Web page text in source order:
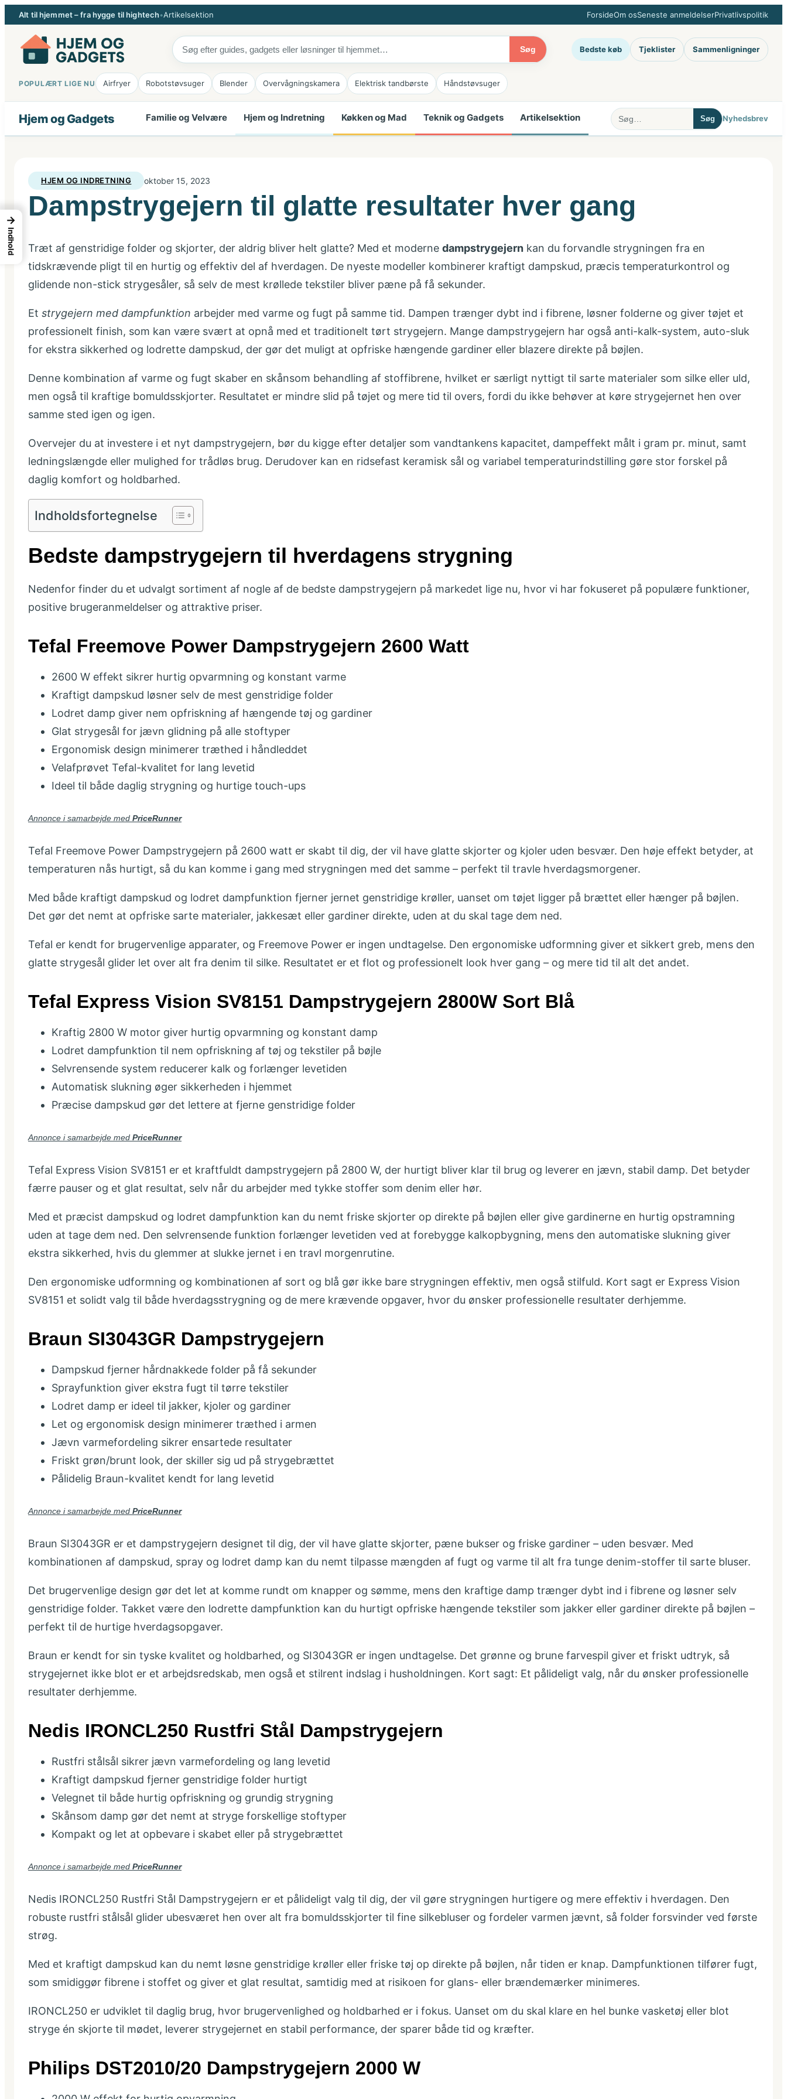
Spring
til
indhold
Alt til hjemmet – fra hygge til hightech•Artikelsektion ForsideOm osSeneste anmeldelserPrivatlivspolitik
Søg Bedste køb Tjeklister Sammenligninger
POPULÆRT LIGE NU Airfryer Robotstøvsuger Blender Overvågningskamera Elektrisk tandbørste Håndstøvsuger
Hjem og Gadgets Familie og Velvære Hjem og Indretning Køkken og Mad Teknik og Gadgets Artikelsektion Søg Nyhedsbrev
HJEM OG INDRETNING oktober 15, 2023
Dampstrygejern til glatte resultater hver gang
Træt af genstridige folder og skjorter, der aldrig bliver helt glatte? Med et moderne dampstrygejern kan du forvandle strygningen fra en
tidskrævende pligt til en hurtig og effektiv del af hverdagen. De nyeste modeller kombinerer kraftigt dampskud, præcis temperaturkontrol og
glidende non-stick strygesåler, så selv de mest krøllede tekstiler bliver pæne på få sekunder.
Et strygejern med dampfunktion arbejder med varme og fugt på samme tid. Dampen trænger dybt ind i fibrene, løsner folderne og giver tøjet et
professionelt finish, som kan være svært at opnå med et traditionelt tørt strygejern. Mange dampstrygejern har også anti-kalk-system, auto-sluk
for ekstra sikkerhed og lodrette dampskud, der gør det muligt at opfriske hængende gardiner eller blazere direkte på bøjlen.
Denne kombination af varme og fugt skaber en skånsom behandling af stof­fibrene, hvilket er særligt nyttigt til sarte materialer som silke eller uld,
men også til kraftige bomuldsskjorter. Resultatet er mindre slid på tøjet og mere tid til overs, fordi du ikke behøver at køre strygejernet hen over
samme sted igen og igen.
Overvejer du at investere i et nyt dampstrygejern, bør du kigge efter detaljer som vandtankens kapacitet, dampeffekt målt i gram pr. minut, samt
ledningslængde eller mulighed for trådløs brug. Derudover kan en ridsefast keramisk sål og variabel temperaturindstilling gøre stor forskel på
daglig komfort og holdbarhed.
Indholdsfortegnelse
Bedste dampstrygejern til hverdagens strygning
Nedenfor finder du et udvalgt sortiment af nogle af de bedste dampstrygejern på markedet lige nu, hvor vi har fokuseret på populære funktioner,
positive brugeranmeldelser og attraktive priser.
Tefal Freemove Power Dampstrygejern 2600 Watt
2600 W effekt sikrer hurtig opvarmning og konstant varme
Kraftigt dampskud løsner selv de mest genstridige folder
Lodret damp giver nem opfriskning af hængende tøj og gardiner
Glat strygesål for jævn glidning på alle stoftyper
Ergonomisk design minimerer træthed i håndleddet
Velafprøvet Tefal-kvalitet for lang levetid
Ideel til både daglig strygning og hurtige touch-ups
Annonce i samarbejde med PriceRunner
Tefal Freemove Power Dampstrygejern på 2600 watt er skabt til dig, der vil have glatte skjorter og kjoler uden besvær. Den høje effekt betyder, at
temperaturen nås hurtigt, så du kan komme i gang med strygningen med det samme – perfekt til travle hverdagsmorgener.
Med både kraftigt dampskud og lodret dampfunktion fjerner jernet genstridige krøller, uanset om tøjet ligger på brættet eller hænger på bøjlen.
Det gør det nemt at opfriske sarte materialer, jakkesæt eller gardiner direkte, uden at du skal tage dem ned.
Tefal er kendt for brugervenlige apparater, og Freemove Power er ingen undtagelse. Den ergonomiske udformning giver et sikkert greb, mens den
glatte strygesål glider let over alt fra denim til silke. Resultatet er et flot og professionelt look hver gang – og mere tid til alt det andet.
Tefal Express Vision SV8151 Dampstrygejern 2800W Sort Blå
Kraftig 2800 W motor giver hurtig opvarmning og konstant damp
Lodret dampfunktion til nem opfriskning af tøj og tekstiler på bøjle
Selvrensende system reducerer kalk og forlænger levetiden
Automatisk slukning øger sikkerheden i hjemmet
Præcise dampskud gør det lettere at fjerne genstridige folder
Annonce i samarbejde med PriceRunner
Tefal Express Vision SV8151 er et kraftfuldt dampstrygejern på 2800 W, der hurtigt bliver klar til brug og leverer en jævn, stabil damp. Det betyder
færre pauser og et glat resultat, selv når du arbejder med tykke stoffer som denim eller hør.
Med et præcist dampskud og lodret dampfunktion kan du nemt friske skjorter op direkte på bøjlen eller give gardinerne en hurtig opstramning
uden at tage dem ned. Den selvrensende funktion forlænger levetiden ved at forebygge kalkopbygning, mens den automatiske slukning giver
ekstra sikkerhed, hvis du glemmer at slukke jernet i en travl morgenrutine.
Den ergonomiske udformning og kombinationen af sort og blå gør ikke bare strygningen effektiv, men også stilfuld. Kort sagt er Express Vision
SV8151 et solidt valg til både hverdagsstrygning og de mere krævende opgaver, hvor du ønsker professionelle resultater derhjemme.
Braun SI3043GR Dampstrygejern
Dampskud fjerner hårdnakkede folder på få sekunder
Sprayfunktion giver ekstra fugt til tørre tekstiler
Lodret damp er ideel til jakker, kjoler og gardiner
Let og ergonomisk design minimerer træthed i armen
Jævn varmefordeling sikrer ensartede resultater
Friskt grøn/brunt look, der skiller sig ud på strygebrættet
Pålidelig Braun-kvalitet kendt for lang levetid
Annonce i samarbejde med PriceRunner
Braun SI3043GR er et dampstrygejern designet til dig, der vil have glatte skjorter, pæne bukser og friske gardiner – uden besvær. Med
kombinationen af dampskud, spray og lodret damp kan du nemt tilpasse mængden af fugt og varme til alt fra tunge denim-stoffer til sarte bluser.
Det brugervenlige design gør det let at komme rundt om knapper og sømme, mens den kraftige damp trænger dybt ind i fibrene og løsner selv
genstridige folder. Takket være den lodrette dampfunktion kan du hurtigt opfriske hængende tekstiler som jakker eller gardiner direkte på bøjlen –
perfekt til de hurtige hverdagsopgaver.
Braun er kendt for sin tyske kvalitet og holdbarhed, og SI3043GR er ingen undtagelse. Det grønne og brune farvespil giver et friskt udtryk, så
strygejernet ikke blot er et arbejdsredskab, men også et stilrent indslag i husholdningen. Kort sagt: Et pålideligt valg, når du ønsker professionelle
resultater derhjemme.
Nedis IRONCL250 Rustfri Stål Dampstrygejern
Rustfri stålsål sikrer jævn varmefordeling og lang levetid
Kraftigt dampskud fjerner genstridige folder hurtigt
Velegnet til både hurtig opfriskning og grundig strygning
Skånsom damp gør det nemt at stryge forskellige stoftyper
Kompakt og let at opbevare i skabet eller på strygebrættet
Annonce i samarbejde med PriceRunner
Nedis IRONCL250 Rustfri Stål Dampstrygejern er et pålideligt valg til dig, der vil gøre strygningen hurtigere og mere effektiv i hverdagen. Den
robuste rustfri stålsål glider ubesværet hen over alt fra bomuldsskjorter til fine silke­bluser og fordeler varmen jævnt, så folder forsvinder ved første
strøg.
Med et kraftigt dampskud kan du nemt løsne genstridige krøller eller friske tøj op direkte på bøjlen, når tiden er knap. Dampfunktionen tilfører fugt,
som smidiggør fibrene i stoffet og giver et glat resultat, samtidig med at risikoen for glans- eller brændemærker minimeres.
IRONCL250 er udviklet til daglig brug, hvor brugervenlighed og holdbarhed er i fokus. Uanset om du skal klare en hel bunke vasketøj eller blot
stryge én skjorte til mødet, leverer strygejernet en stabil performance, der sparer både tid og kræfter.
Philips DST2010/20 Dampstrygejern 2000 W
→
Indhold